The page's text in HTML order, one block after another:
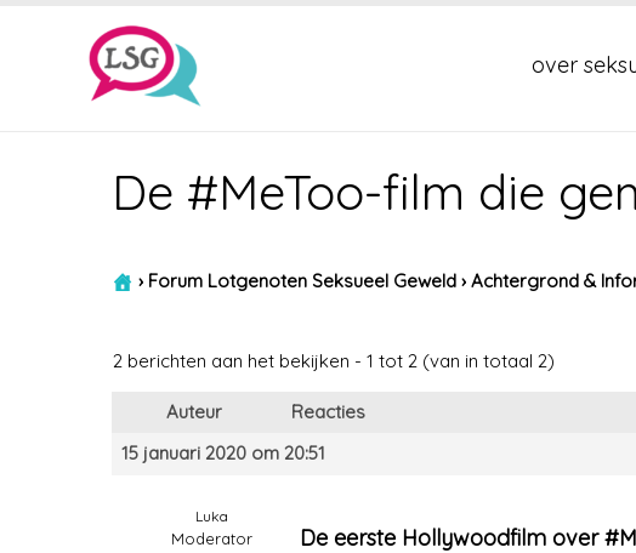
over
De #MeToo-film die
› Forum Lotgenoten Seksueel Geweld › Achtergrond &
2 berichten aan het bekijken - 1 tot 2 (van in totaal 2)
Auteur
Reacties
15 januari 2020 om 20:51
Luka
Moderator
De eerste Hollywoodfilm over